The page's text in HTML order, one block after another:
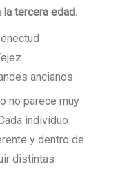
la tercera edad:
ancianos
no parece muy
individuo
y dentro de
distintas